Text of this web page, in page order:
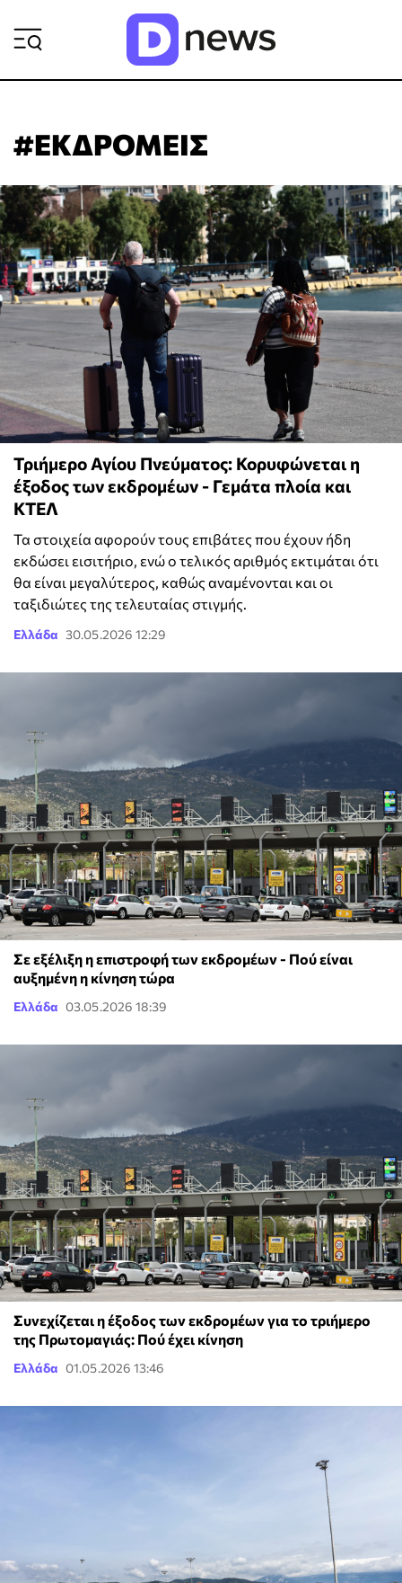
#ΕΚΔΡΟΜΕΙΣ
Τριήμερο Αγίου Πνεύματος: Κορυφώνεται η
έξοδος των εκδρομέων - Γεμάτα πλοία και
ΚΤΕΛ
Τα στοιχεία αφορούν τους επιβάτες που έχουν ήδη
εκδώσει εισιτήριο, ενώ ο τελικός αριθμός εκτιμάται ότι
θα είναι μεγαλύτερος, καθώς αναμένονται και οι
ταξιδιώτες της τελευταίας στιγμής.
Ελλάδα 30.05.2026 12:29
Σε εξέλιξη η επιστροφή των εκδρομέων - Πού είναι
αυξημένη η κίνηση τώρα
Ελλάδα 03.05.2026 18:39
Συνεχίζεται η έξοδος των εκδρομέων για το τριήμερο
της Πρωτομαγιάς: Πού έχει κίνηση
Ελλάδα 01.05.2026 13:46